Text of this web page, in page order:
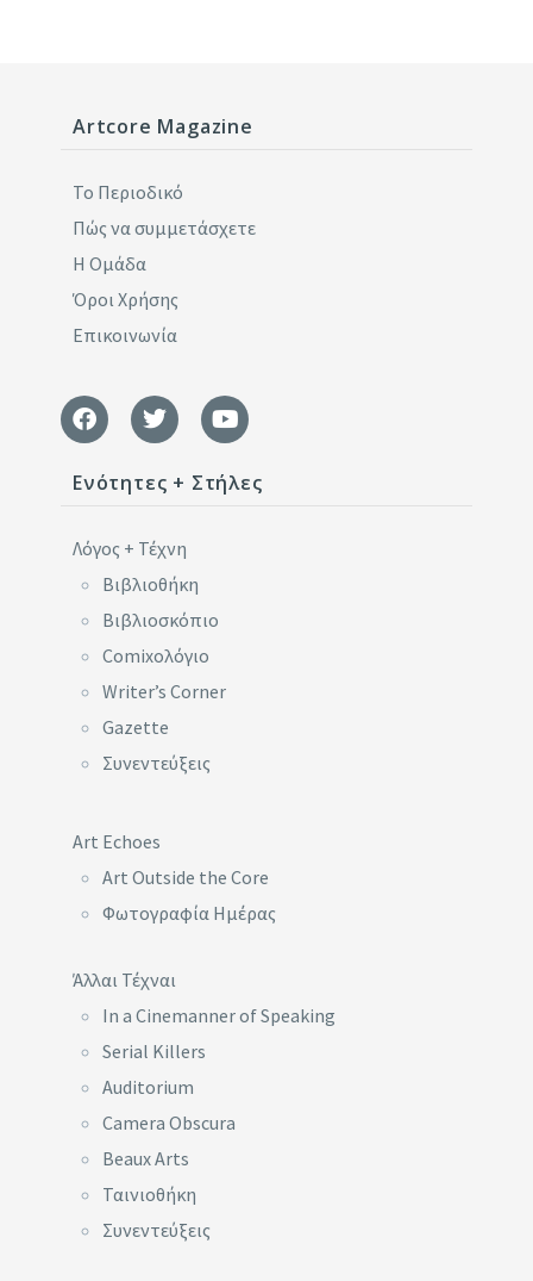
Artcore Magazine
Το Περιοδικό
Πώς να συμμετάσχετε
Η Ομάδα
Όροι Χρήσης
Επικοινωνία
Ενότητες + Στήλες
Λόγος + Τέχνη
Βιβλιοθήκη
Βιβλιοσκόπιο
Comixoλόγιο
Writer’s Corner
Gazette
Συνεντεύξεις
Art Echoes
Art Outside the Core
Φωτογραφία Ημέρας
Άλλαι Τέχναι
In a Cinemanner of Speaking
Serial Killers
Auditorium
Camera Obscura
Beaux Arts
Ταινιοθήκη
Συνεντεύξεις